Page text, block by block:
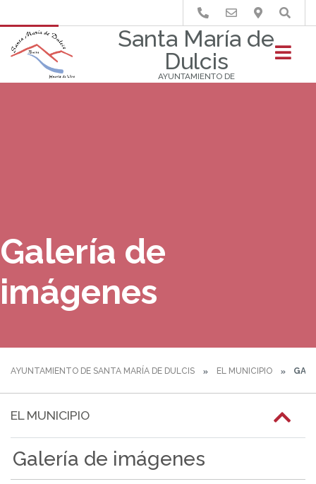
Santa María de
Dulcis
AYUNTAMIENTO DE
Buscar
Galería de
imágenes
AYUNTAMIENTO DE SANTA MARÍA DE DULCIS EL MUNICIPIO
EL MUNICIPIO
Galería de imágenes